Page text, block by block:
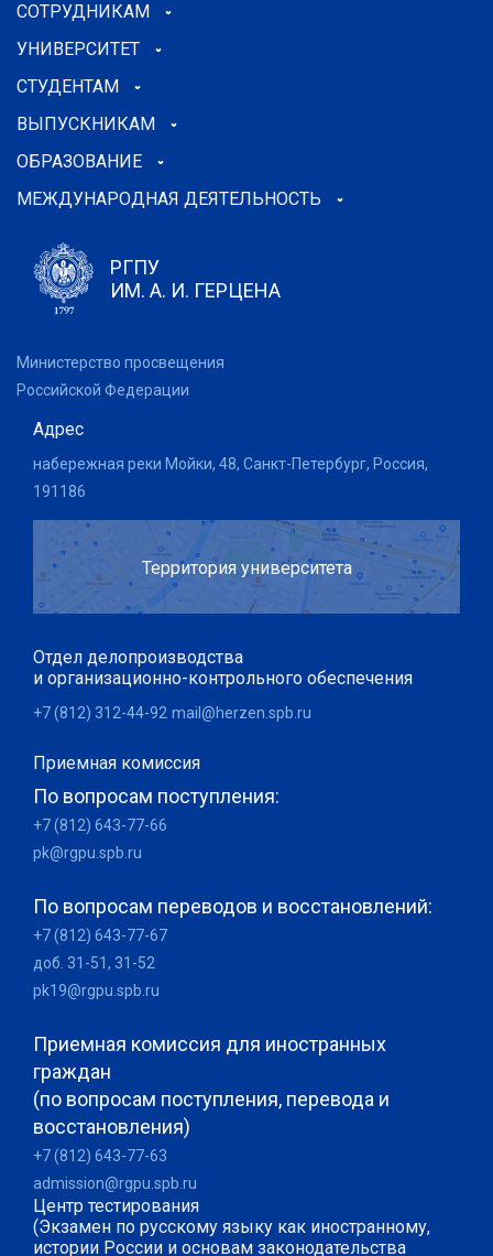
СОТРУДНИКАМ
УНИВЕРСИТЕТ
СТУДЕНТАМ
ВЫПУСКНИКАМ
ОБРАЗОВАНИЕ
МЕЖДУНАРОДНАЯ ДЕЯТЕЛЬНОСТЬ
РГПУ
ИМ. А. И. ГЕРЦЕНА
Министерство просвещения
Российской Федерации
Адрес
набережная реки Мойки, 48, Санкт-Петербург, Россия,
191186
Территория университета
Отдел делопроизводства
и организационно-контрольного обеспечения
+7 (812) 312-44-92 mail@herzen.spb.ru
Приемная комиссия
По вопросам поступления:
+7 (812) 643-77-66
pk@rgpu.spb.ru
По вопросам переводов и восстановлений:
+7 (812) 643-77-67
доб. 31-51, 31-52
pk19@rgpu.spb.ru
Приемная комиссия для иностранных
граждан
(по вопросам поступления, перевода и
восстановления)
+7 (812) 643-77-63
admission@rgpu.spb.ru
Центр тестирования
(Экзамен по русскому языку как иностранному,
истории России и основам законодательства